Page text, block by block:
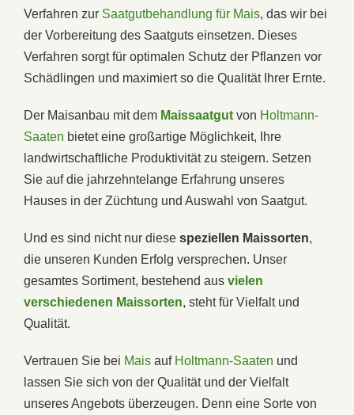
Verfahren zur Saatgutbehandlung für Mais, das wir bei
der Vorbereitung des Saatguts einsetzen. Dieses
Verfahren sorgt für optimalen Schutz der Pflanzen vor
Schädlingen und maximiert so die Qualität Ihrer Ernte.
Der Maisanbau mit dem Maissaatgut von Holtmann-
Saaten bietet eine großartige Möglichkeit, Ihre
landwirtschaftliche Produktivität zu steigern. Setzen
Sie auf die jahrzehntelange Erfahrung unseres
Hauses in der Züchtung und Auswahl von Saatgut.
Und es sind nicht nur diese speziellen Maissorten,
die unseren Kunden Erfolg versprechen. Unser
gesamtes Sortiment, bestehend aus vielen
verschiedenen Maissorten, steht für Vielfalt und
Qualität.
Vertrauen Sie bei Mais auf Holtmann-Saaten und
lassen Sie sich von der Qualität und der Vielfalt
unseres Angebots überzeugen. Denn eine Sorte von